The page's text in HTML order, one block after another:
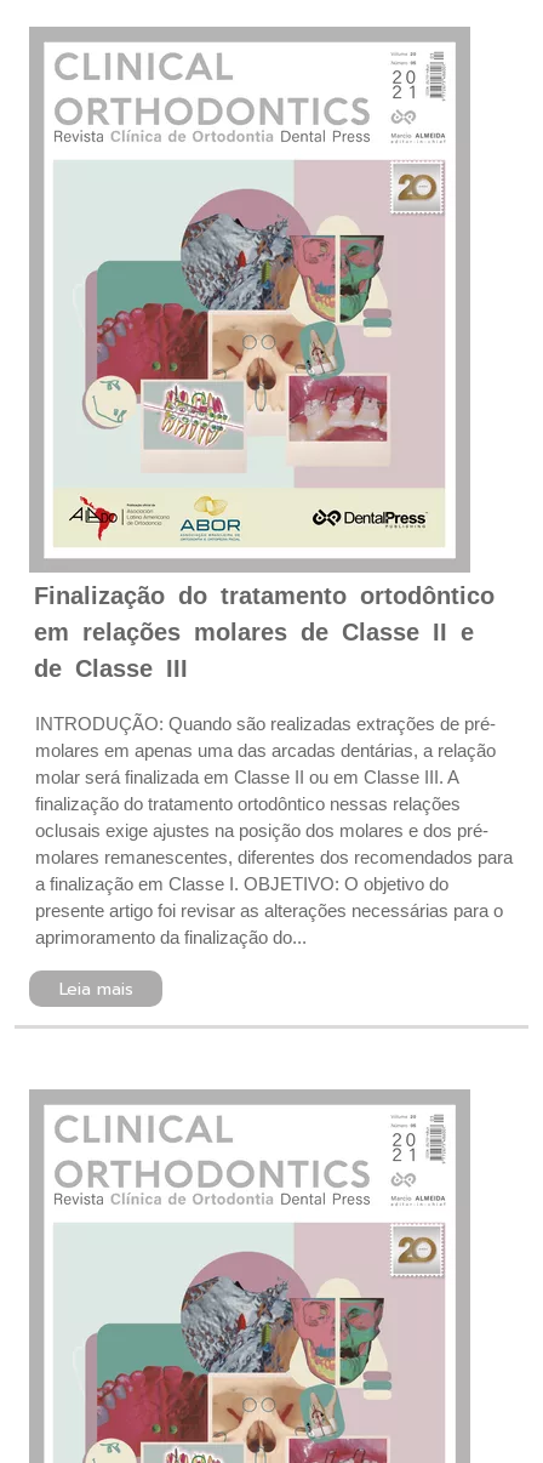
Finalização do tratamento ortodôntico
em relações molares de Classe II e
de Classe III
INTRODUÇÃO: Quando são realizadas extrações de pré-
molares em apenas uma das arcadas dentárias, a relação
molar será finalizada em Classe II ou em Classe III. A
finalização do tratamento ortodôntico nessas relações
oclusais exige ajustes na posição dos molares e dos pré-
molares remanescentes, diferentes dos recomendados para
a finalização em Classe I. OBJETIVO: O objetivo do
presente artigo foi revisar as alterações necessárias para o
aprimoramento da finalização do...
Leia mais